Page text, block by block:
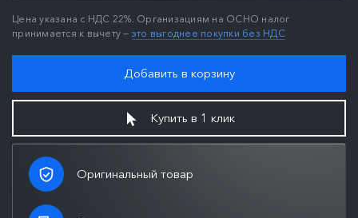
Цена указана с НДС 22%. Организациям на ОСНО налог
принимается к вычету — это выгоднее покупки без НДС
Добавить в корзину
Купить в 1 клик
Оригинальный товар